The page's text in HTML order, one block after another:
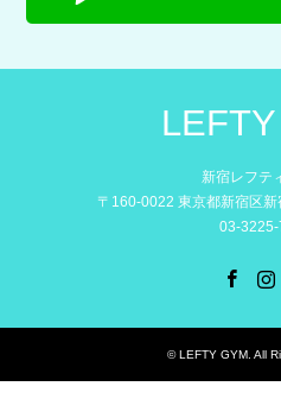
新宿レフテ
〒160-0022 東京都新宿区
03-
©LEFTY GYM . All